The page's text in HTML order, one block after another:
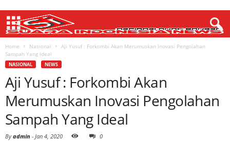
Home Nasional
Aji Yusuf : Forkombi Akan Merumuskan Inovasi Pengolahan
Sampah Yang Ideal
NASIONAL NEWS
Aji Yusuf : Forkombi Akan
Merumuskan Inovasi Pengolahan
Sampah Yang Ideal
Byadmin - Jan 4, 2020 0